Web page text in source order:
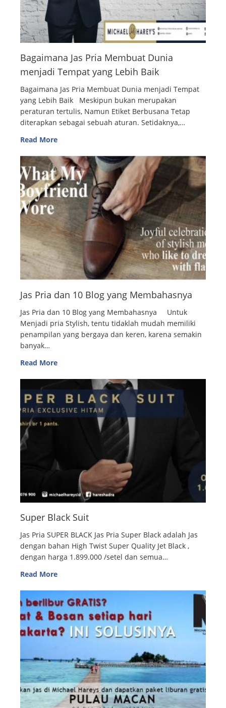
Bagaimana Jas Pria Membuat Dunia
menjadi Tempat yang Lebih Baik
Bagaimana Jas Pria Membuat Dunia menjadi Tempat
yang Lebih Baik Meskipun bukan merupakan
peraturan tertulis, Namun Etiket Berbusana Tetap
diterapkan sebagai sebuah aturan. Setidaknya,…
Read More
Jas Pria dan 10 Blog yang Membahasnya
Jas Pria dan 10 Blog yang Membahasnya Untuk
Menjadi pria Stylish, tentu tidaklah mudah memiliki
penampilan yang bergaya dan keren, karena semakin
banyak…
Read More
Super Black Suit
Jas Pria SUPER BLACK Jas Pria Super Black adalah Jas
dengan bahan High Twist Super Quality Jet Black ,
dengan harga 1.899.000 /setel dan semua…
Read More